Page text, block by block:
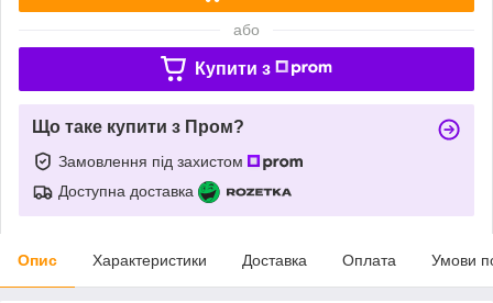
або
Купити з
Що таке купити з Пром?
Замовлення під захистом
Доступна доставка
Опис Характеристики Доставка Оплата Умови